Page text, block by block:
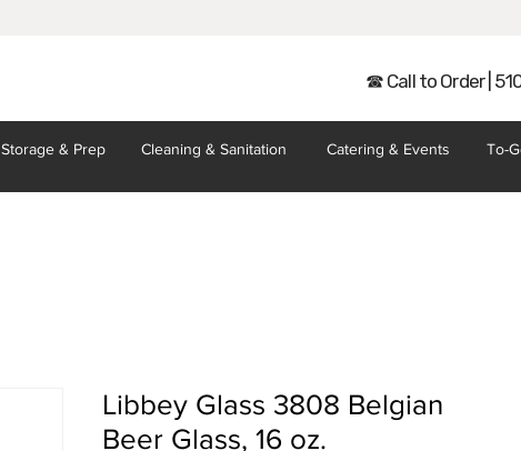
☎ Call to Order |
Storage & Prep Cleaning & Sanitation Catering & Events To-
Libbey Glass 3808 Belgian
Beer Glass, 16 oz.